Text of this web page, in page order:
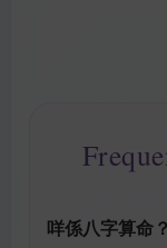
咩係八字算命